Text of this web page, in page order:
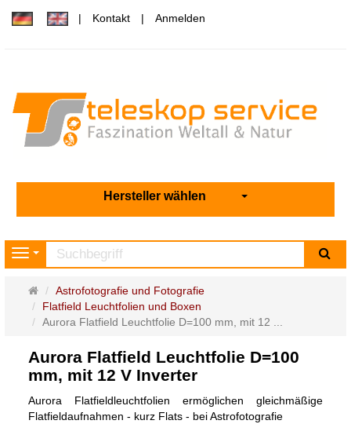
Kontakt Anmelden
Hersteller wählen
Navigation
Startseite
Astrofotografie und Fotografie
Flatfield Leuchtfolien und Boxen
Aurora Flatfield Leuchtfolie D=100 mm, mit 12 ...
Aurora Flatfield Leuchtfolie D=100
mm, mit 12 V Inverter
Aurora Flatfieldleuchtfolien ermöglichen gleichmäßige
Flatfieldaufnahmen - kurz Flats - bei Astrofotografie